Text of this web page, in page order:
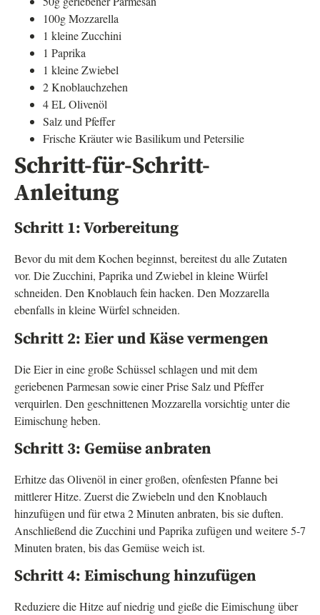
100g Mozzarella
1 kleine Zucchini
1 Paprika
1 kleine Zwiebel
2 Knoblauchzehen
4 EL Olivenöl
Salz und Pfeffer
Frische Kräuter wie Basilikum und Petersilie
Schritt-für-Schritt-
Anleitung
Schritt 1: Vorbereitung
Bevor du mit dem Kochen beginnst, bereitest du alle Zutaten
vor. Die Zucchini, Paprika und Zwiebel in kleine Würfel
schneiden. Den Knoblauch fein hacken. Den Mozzarella
ebenfalls in kleine Würfel schneiden.
Schritt 2: Eier und Käse vermengen
Die Eier in eine große Schüssel schlagen und mit dem
geriebenen Parmesan sowie einer Prise Salz und Pfeffer
verquirlen. Den geschnittenen Mozzarella vorsichtig unter die
Eimischung heben.
Schritt 3: Gemüse anbraten
Erhitze das Olivenöl in einer großen, ofenfesten Pfanne bei
mittlerer Hitze. Zuerst die Zwiebeln und den Knoblauch
hinzufügen und für etwa 2 Minuten anbraten, bis sie duften.
Anschließend die Zucchini und Paprika zufügen und weitere 5-7
Minuten braten, bis das Gemüse weich ist.
Schritt 4: Eimischung hinzufügen
Reduziere die Hitze auf niedrig und gieße die Eimischung über